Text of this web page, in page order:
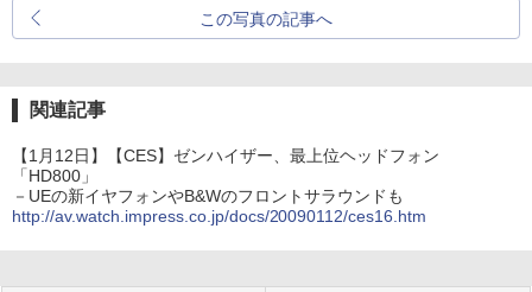
この写真の記事へ
関連記事
【1月12日】【CES】ゼンハイザー、最上位ヘッドフォン
「HD800」
－UEの新イヤフォンやB&Wのフロントサラウンドも
http://av.watch.impress.co.jp/docs/20090112/ces16.htm